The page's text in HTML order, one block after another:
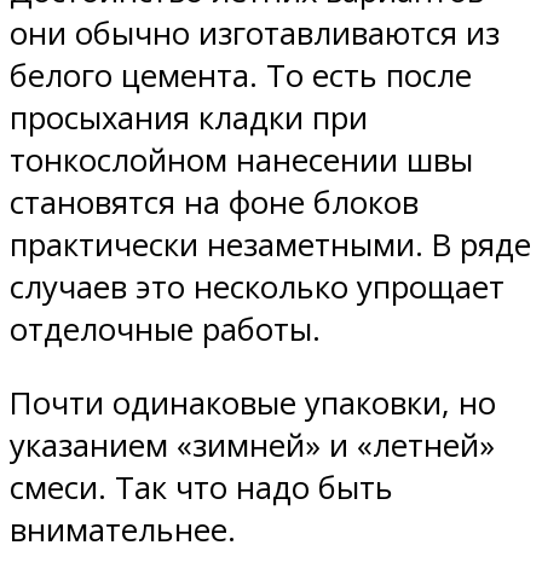
они обычно изготавливаются из
белого цемента. То есть после
просыхания кладки при
тонкослойном нанесении швы
становятся на фоне блоков
практически незаметными. В ряде
случаев это несколько упрощает
отделочные работы.
Почти одинаковые упаковки, но
указанием «зимней» и «летней»
смеси. Так что надо быть
внимательнее.